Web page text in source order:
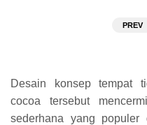
PREV
Desain konsep tempat
cocoa tersebut
sederhana yang populer